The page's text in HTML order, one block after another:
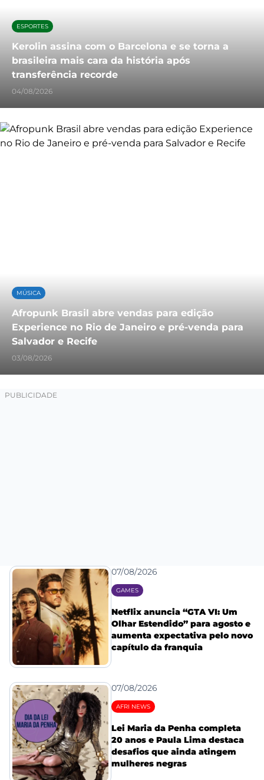
ESPORTES
Kerolin assina com o Barcelona e se torna a
brasileira mais cara da história após
transferência recorde
04/08/2026
MÚSICA
Afropunk Brasil abre vendas para edição
Experience no Rio de Janeiro e pré-venda para
Salvador e Recife
03/08/2026
07/08/2026
GAMES
Netflix anuncia “GTA VI: Um
Olhar Estendido” para agosto e
aumenta expectativa pelo novo
capítulo da franquia
07/08/2026
AFRI NEWS
Lei Maria da Penha completa
20 anos e Paula Lima destaca
desafios que ainda atingem
mulheres negras